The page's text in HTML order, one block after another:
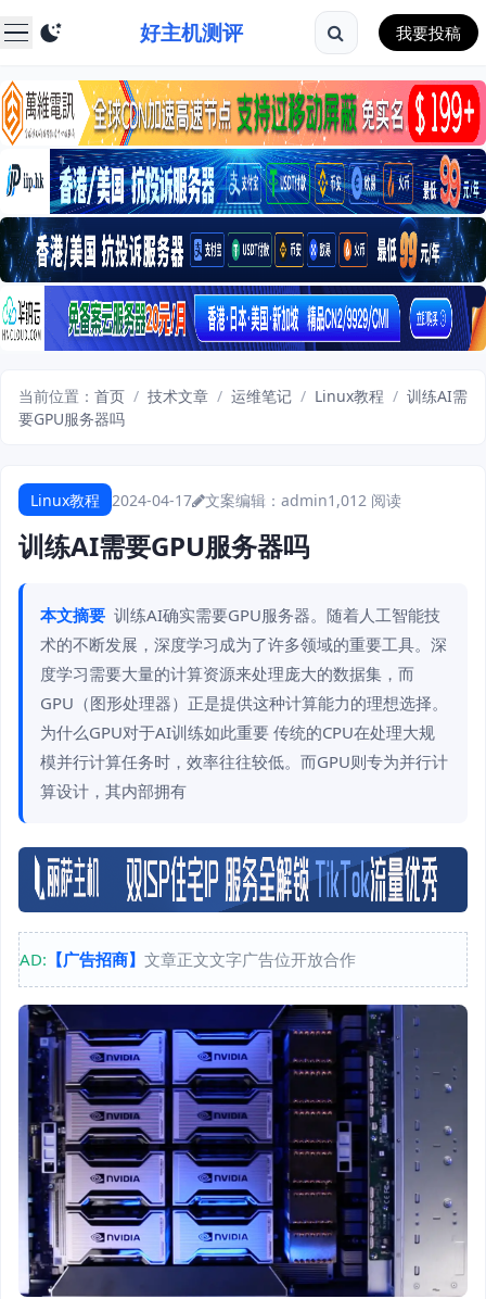
好主机测评 我要投稿
当前位置： 首页 / 技术文章 / 运维笔记 / Linux教程 / 训练AI需
要GPU服务器吗
Linux教程 2024-04-17 文案编辑：admin1,012 阅读
训练AI需要GPU服务器吗
本文摘要 训练AI确实需要GPU服务器。随着人工智能技
术的不断发展，深度学习成为了许多领域的重要工具。深
度学习需要大量的计算资源来处理庞大的数据集，而
GPU（图形处理器）正是提供这种计算能力的理想选择。
为什么GPU对于AI训练如此重要 传统的CPU在处理大规
模并行计算任务时，效率往往较低。而GPU则专为并行计
算设计，其内部拥有
AD: 【广告招商】 文章正文文字广告位开放合作